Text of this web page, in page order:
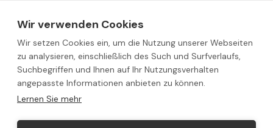
Wir verwenden Cookies
Wir setzen Cookies ein, um die Nutzung unserer Webseiten
zu analysieren, einschließlich des Such und Surfverlaufs,
Suchbegriffen und Ihnen auf Ihr Nutzungsverhalten
angepasste Informationen anbieten zu können.
Lernen Sie mehr
DERMAPURA Halle
Martinstraße 8
06108 Halle
+49 (0) 345 681 349
halle@derma-pura.de